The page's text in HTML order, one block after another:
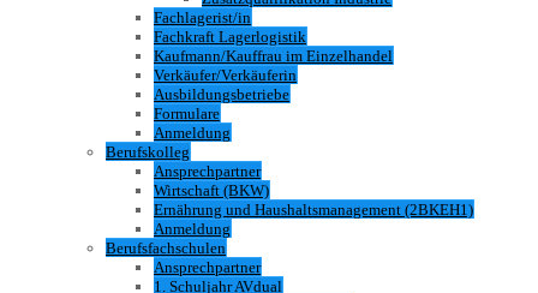
Fachlagerist/in
Fachkraft Lagerlogistik
Kaufmann/Kauffrau im Einzelhandel
Verkäufer/Verkäuferin
Ausbildungsbetriebe
Formulare
Anmeldung
Berufskolleg
Ansprechpartner
Wirtschaft (BKW)
Ernährung und Haushaltsmanagement (2BKEH1)
Anmeldung
Berufsfachschulen
Ansprechpartner
1. Schuljahr AVdual